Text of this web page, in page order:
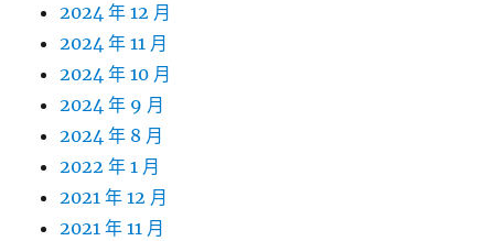
2024 年 12 月
2024 年 11 月
2024 年 10 月
2024 年 9 月
2024 年 8 月
2022 年 1 月
2021 年 12 月
2021 年 11 月